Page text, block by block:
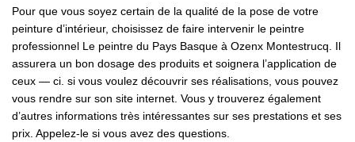
Pour que vous soyez certain de la qualité de la pose de votre
peinture d’intérieur, choisissez de faire intervenir le peintre
professionnel Le peintre du Pays Basque à Ozenx Montestrucq. Il
assurera un bon dosage des produits et soignera l’application de
ceux — ci. si vous voulez découvrir ses réalisations, vous pouvez
vous rendre sur son site internet. Vous y trouverez également
d’autres informations très intéressantes sur ses prestations et ses
prix. Appelez-le si vous avez des questions.